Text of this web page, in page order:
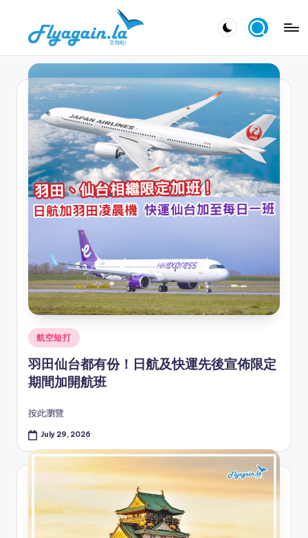
content
飛
啦
Posted
in
航空短打
羽田仙台都有份！日航及快運先後宣佈限定
期間加開航班
按此瀏覽
July 29, 2026